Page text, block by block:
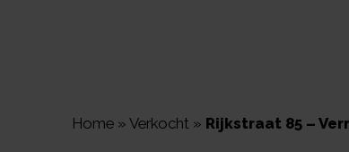
Home» Verkocht» Rijkstraat 85 –